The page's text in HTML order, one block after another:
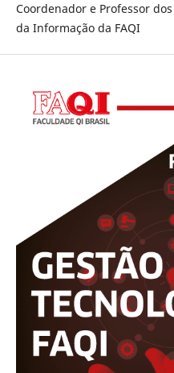
Coordenador e Professor
da Informação da FAQI